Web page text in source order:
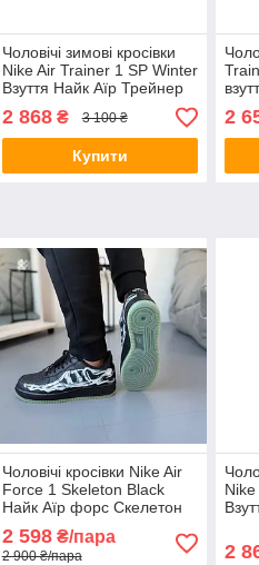
Чоловічі зимові кросівки
Nike Air Trainer 1 SP Winter
Взуття Найк Аїр Трейнер
на хутрі теплі
2 868₴ 3 100 ₴
Купити
2
Чоловічі кросівки Nike Air
Force 1 Skeleton Black
Найк Аїр форс Скелетон
2 598₴/пара
2 900 ₴/пара 2